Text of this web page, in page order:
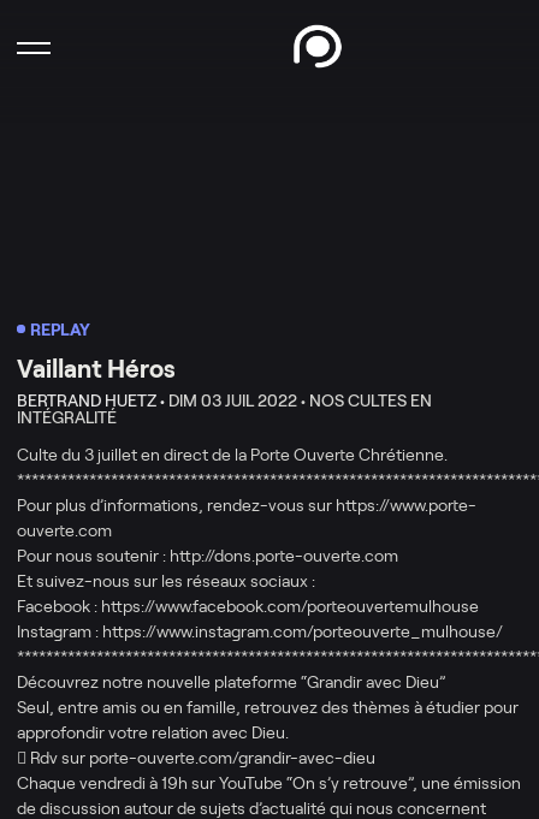
REPLAY
Vaillant Héros
BERTRAND HUETZ • DIM 03 JUIL 2022 • NOS CULTES EN
INTÉGRALITÉ
Culte du 3 juillet en direct de la Porte Ouverte Chrétienne.
Pour plus d’informations, rendez-vous sur https://www.porte-
ouverte.com​
Pour nous soutenir : http://dons.porte-ouverte.com
Et suivez-nous sur les réseaux sociaux :
Facebook : https://www.facebook.com/porteouvertemulhouse
Instagram : https://www.instagram.com/porteouverte_mulhouse/
Découvrez notre nouvelle plateforme “Grandir avec Dieu”
Seul, entre amis ou en famille, retrouvez des thèmes à étudier pour
approfondir votre relation avec Dieu.
 Rdv sur porte-ouverte.com/grandir-avec-dieu
Chaque vendredi à 19h sur YouTube “On s’y retrouve”, une émission
de discussion autour de sujets d’actualité qui nous concernent